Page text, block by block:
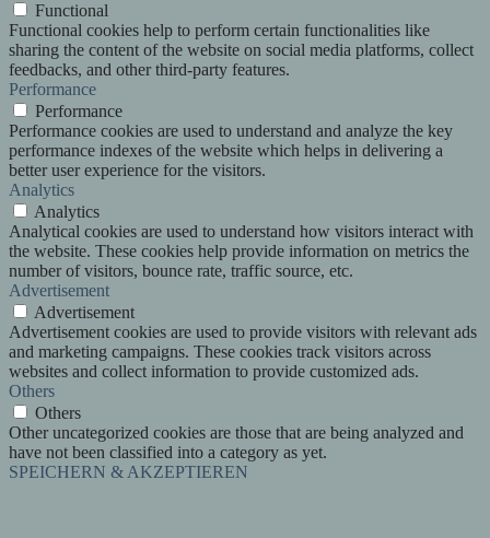
Functional
Functional cookies help to perform certain functionalities like
sharing the content of the website on social media platforms, collect
feedbacks, and other third-party features.
Performance
Performance
Performance cookies are used to understand and analyze the key
performance indexes of the website which helps in delivering a
better user experience for the visitors.
Analytics
Analytics
Analytical cookies are used to understand how visitors interact with
the website. These cookies help provide information on metrics the
number of visitors, bounce rate, traffic source, etc.
Advertisement
Advertisement
Advertisement cookies are used to provide visitors with relevant ads
and marketing campaigns. These cookies track visitors across
websites and collect information to provide customized ads.
Others
Others
Other uncategorized cookies are those that are being analyzed and
have not been classified into a category as yet.
SPEICHERN & AKZEPTIEREN